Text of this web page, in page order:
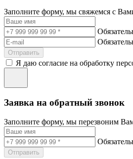
Заполните форму, мы свяжемся с
Отправить
Я даю согласие на обработку
Заявка на обратный звонок
Заполните форму, мы перезвоним
Отправить